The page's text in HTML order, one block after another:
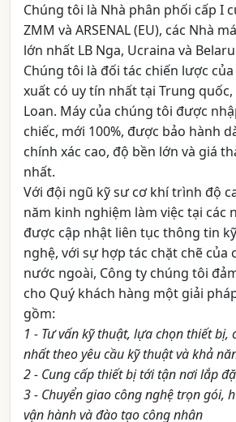
Chúng tôi là Nhà phân phối cấp I
ZMM và ARSENAL (EU), các Nhà
lớn nhất LB Nga, Ucraina và
Chúng tôi là đối tác chiến lược của
xuất có uy tín nhất tại Trung
Loan. Máy của chúng tôi được
chiếc, mới 100%, được bảo hành
chính xác cao, độ bền lớn và giá
nhất.
Với đội ngũ kỹ sư cơ khí trình độ
năm kinh nghiệm làm việc tại các
được cập nhật liên tục thông tin
nghệ, với sự hợp tác chặt chẽ của
nước ngoài, Công ty chúng tôi
cho Quý khách hàng một giải
gồm:
1 - Tư vấn kỹ thuật, lựa chọn thiết bị,
nhất theo yêu cầu kỹ thuật và khả
2 - Cung cấp thiết bị tới tận nơi lắp
3 - Chuyển giao công nghệ trọn gói,
vận hành và đào tạo công nhân